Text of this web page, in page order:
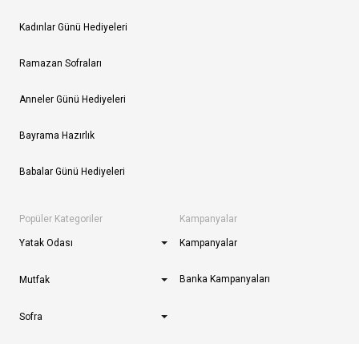
Kadınlar Günü Hediyeleri
Ramazan Sofraları
Anneler Günü Hediyeleri
Bayrama Hazırlık
Babalar Günü Hediyeleri
Popüler Kategoriler
Yatak Odası
Mutfak
Sofra
Kampanyalar
Kampanyalar
Banka Kampanyaları